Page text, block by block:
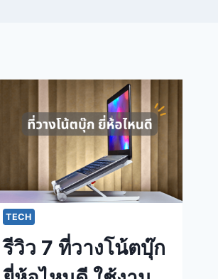
TECH
รีวิว 7 ที่วางโน้ตบุ๊ก